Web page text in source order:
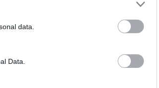
data.
Data.